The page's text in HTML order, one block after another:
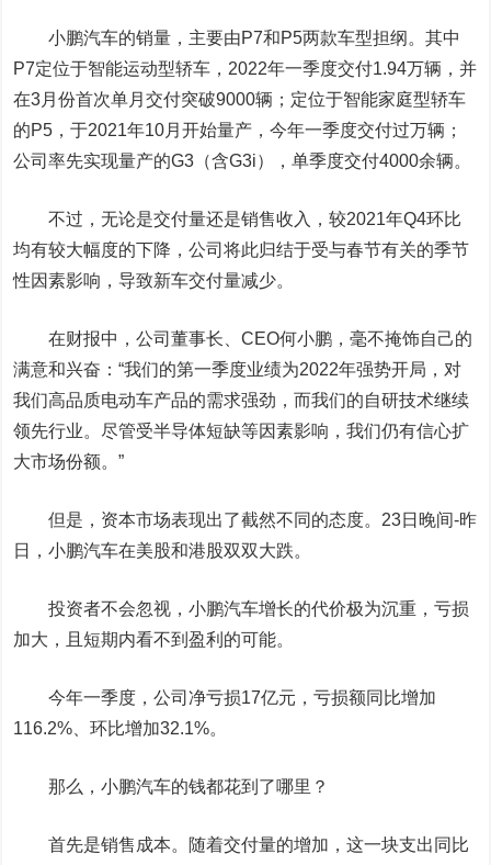
小鹏汽车的销量，主要由P7和P5两款车型担纲。其中
P7定位于智能运动型轿车，2022年一季度交付1.94万辆，并
在3月份首次单月交付突破9000辆；定位于智能家庭型轿车
的P5，于2021年10月开始量产，今年一季度交付过万辆；
公司率先实现量产的G3（含G3i），单季度交付4000余辆。
不过，无论是交付量还是销售收入，较2021年Q4环比
均有较大幅度的下降，公司将此归结于受与春节有关的季节
性因素影响，导致新车交付量减少。
在财报中，公司董事长、CEO何小鹏，毫不掩饰自己的
满意和兴奋：“我们的第一季度业绩为2022年强势开局，对
我们高品质电动车产品的需求强劲，而我们的自研技术继续
领先行业。尽管受半导体短缺等因素影响，我们仍有信心扩
大市场份额。”
但是，资本市场表现出了截然不同的态度。23日晚间-昨
日，小鹏汽车在美股和港股双双大跌。
投资者不会忽视，小鹏汽车增长的代价极为沉重，亏损
加大，且短期内看不到盈利的可能。
今年一季度，公司净亏损17亿元，亏损额同比增加
116.2%、环比增加32.1%。
那么，小鹏汽车的钱都花到了哪里？
首先是销售成本。随着交付量的增加，这一块支出同比